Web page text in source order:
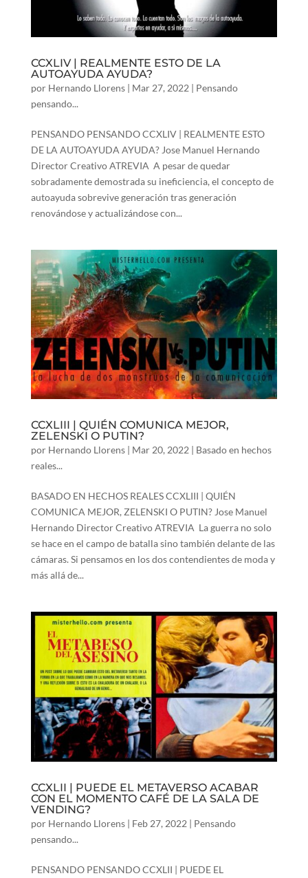
CCXLIV | REALMENTE ESTO DE LA
AUTOAYUDA AYUDA?
por Hernando Llorens| Mar 27, 2022 | Pensando
pensando...
PENSANDO PENSANDO CCXLIV | REALMENTE ESTO
DE LA AUTOAYUDA AYUDA? Jose Manuel Hernando
Director Creativo ATREVIA A pesar de quedar
sobradamente demostrada su ineficiencia, el concepto de
autoayuda sobrevive generación tras generación
renovándose y actualizándose con...
CCXLIII | QUIÉN COMUNICA MEJOR,
ZELENSKI O PUTIN?
por Hernando Llorens| Mar 20, 2022 | Basado en hechos
reales...
BASADO EN HECHOS REALES CCXLIII | QUIÉN
COMUNICA MEJOR, ZELENSKI O PUTIN? Jose Manuel
Hernando Director Creativo ATREVIA La guerra no solo
se hace en el campo de batalla sino también delante de las
cámaras. Si pensamos en los dos contendientes de moda y
más allá de...
CCXLII | PUEDE EL METAVERSO ACABAR
CON EL MOMENTO CAFÉ DE LA SALA DE
VENDING?
por Hernando Llorens| Feb 27, 2022 | Pensando
pensando...
PENSANDO PENSANDO CCXLII | PUEDE EL